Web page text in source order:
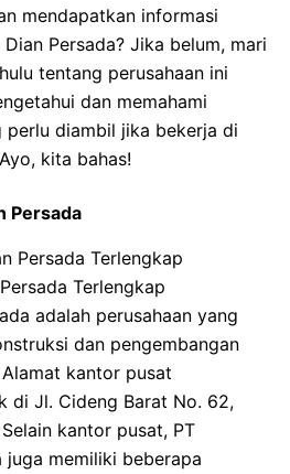
mendapatkan informasi
Persada? Jika belum, mari
tentang perusahaan ini
dan memahami
perlu diambil jika bekerja di
kita bahas!
Persada
Terlengkap
adalah perusahaan yang
dan pengembangan
kantor pusat
di Jl. Cideng Barat No. 62,
kantor pusat, PT
juga memiliki beberapa